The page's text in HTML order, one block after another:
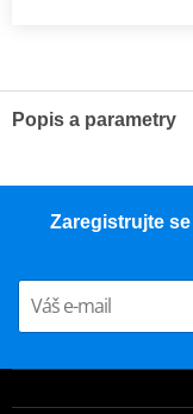
Popis a parametry
Nástroje K-Tech pro
aby pomáhaly
základě více než
umožňuje uživatelům
Zaregistrujte